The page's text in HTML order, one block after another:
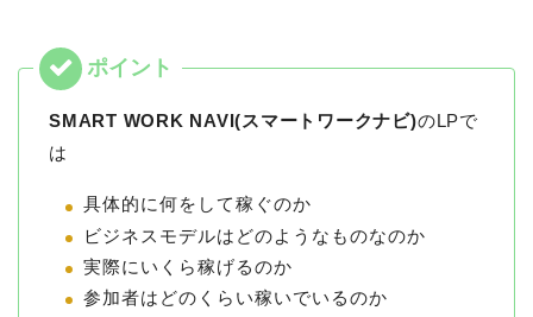
SMART WORK NAVI(スマートワークナビ)のLPで
は
具体的に何をして稼ぐのか
ビジネスモデルはどのようなものなのか
実際にいくら稼げるのか
参加者はどのくらい稼いでいるのか